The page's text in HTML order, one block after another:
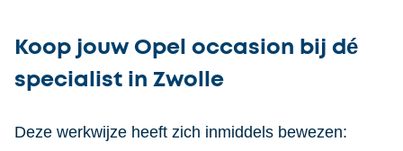
Koop jouw Opel occasion bij dé
specialist in Zwolle
Deze werkwijze heeft zich inmiddels bewezen: